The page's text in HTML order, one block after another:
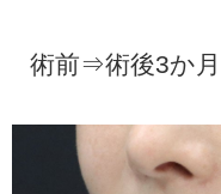
術前⇒術後3か月